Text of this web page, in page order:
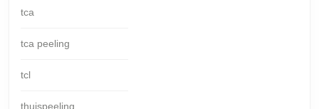
tca
tca peeling
tcl
thuispeeling